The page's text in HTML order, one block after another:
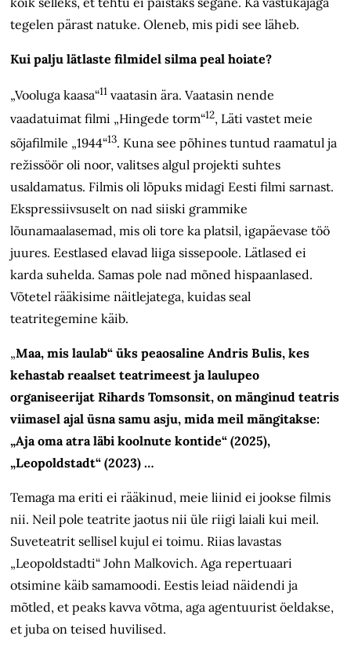
tegelen pärast natuke. Oleneb, mis pidi see läheb.
Kui palju lätlaste filmidel silma peal hoiate?
„Vooluga kaasa“11 vaatasin ära. Vaatasin nende
vaadatuimat filmi „Hingede torm“12, Läti vastet meie
sõjafilmile „1944“13. Kuna see põhines tuntud raamatul ja
režissöör oli noor, valitses algul projekti suhtes
usaldamatus. Filmis oli lõpuks midagi Eesti filmi sarnast.
Ekspressiivsuselt on nad siiski grammike
lõunamaalasemad, mis oli tore ka platsil, igapäevase töö
juures. Eestlased elavad liiga sissepoole. Lätlased ei
karda suhelda. Samas pole nad mõned hispaanlased.
Võtetel rääkisime näitlejatega, kuidas seal
teatritegemine käib.
„Maa, mis laulab“ üks peaosaline Andris Bulis, kes
kehastab reaalset teatrimeest ja laulupeo
organiseerijat Rihards Tomsonsit, on mänginud teatris
viimasel ajal üsna samu asju, mida meil mängitakse:
„Aja oma atra läbi koolnute kontide“ (2025),
„Leopoldstadt“ (2023) …
Temaga ma eriti ei rääkinud, meie liinid ei jookse filmis
nii. Neil pole teatrite jaotus nii üle riigi laiali kui meil.
Suveteatrit sellisel kujul ei toimu. Riias lavastas
„Leopoldstadti“ John Malkovich. Aga repertuaari
otsimine käib samamoodi. Eestis leiad näidendi ja
mõtled, et peaks kavva võtma, aga agentuurist öeldakse,
et juba on teised huvilised.